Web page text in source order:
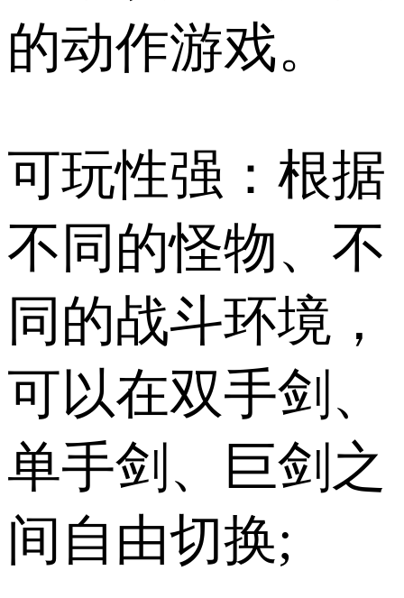
的动作游戏。
可玩性强：根据
不同的怪物、不
同的战斗环境，
可以在双手剑、
单手剑、巨剑之
间自由切换;